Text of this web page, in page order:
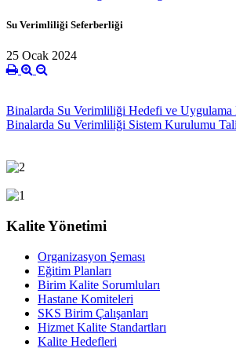
Su Verimliliği Seferberliği
25 Ocak 2024
Binalarda Su Verimliliği Hedefi ve Uygulama
Binalarda Su Verimliliği Sistem Kurulumu
Kalite Yönetimi
Organizasyon Şeması
Eğitim Planları
Birim Kalite Sorumluları
Hastane Komiteleri
SKS Birim Çalışanları
Hizmet Kalite Standartları
Kalite Hedefleri